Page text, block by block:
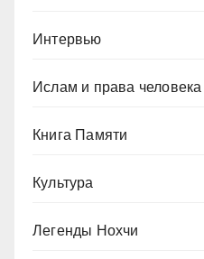
Интервью
Ислам и права человека
Книга Памяти
Культура
Легенды Нохчи